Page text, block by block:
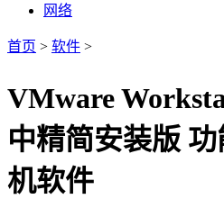
网络
首页 > 软件 >
VMware
中精简安装版
机软件